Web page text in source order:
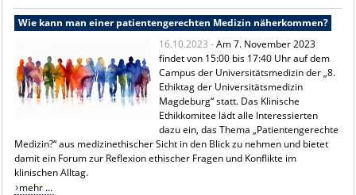
Wie kann man einer patientengerechten Medizin näherkommen?
16.10.2023 -Am 7. November 2023
findet von 15:00 bis 17:40 Uhr auf dem
Campus der Universitätsmedizin der „8.
Ethiktag der Universitätsmedizin
Magdeburg“ statt. Das Klinische
Ethikkomitee lädt alle Interessierten
dazu ein, das Thema „Patientengerechte
Medizin?“ aus medizinethischer Sicht in den Blick zu nehmen und bietet
damit ein Forum zur Reflexion ethischer Fragen und Konflikte im
klinischen Alltag.
mehr ...